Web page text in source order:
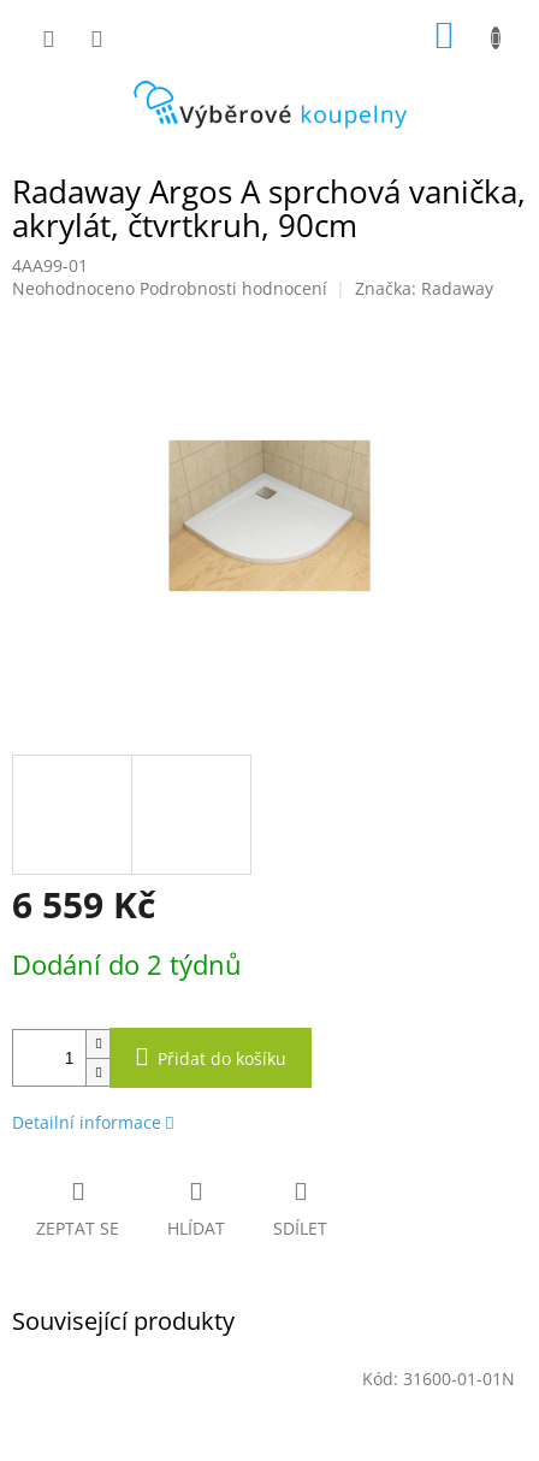
Radaway Argos A sprchová vanička,
akrylát, čtvrtkruh, 90cm
4AA99-01
Průměrné
Neohodnoceno Podrobnosti hodnocení Značka: Radaway
6 559 Kč
cena:
Dodání do 2 týdnů
Přidat do košíku
Detailní informace
ZEPTAT SE HLÍDAT SDÍLET
Související produkty
Kód: 31600-01-01N